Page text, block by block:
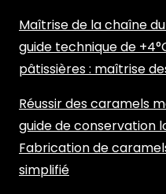
Maîtrise de la chaîne
guide technique de
pâtissières : maîtrise
Réussir des caramels
guide de conservation
Fabrication de
simplifié